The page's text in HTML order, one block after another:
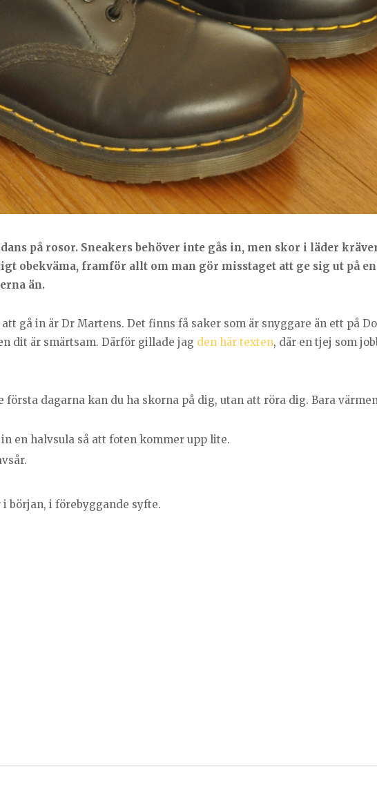
på rosor. Sneakers behöver inte gås in, men skor i läder
obekväma, framför allt om man gör misstaget att ge sig ut på
än.
gå in är Dr Martens. Det finns få saker som är snyggare än ett på
dit är smärtsam. Därför gillade jag den här texten, där en tjej som
dagarna kan du ha skorna på dig, utan att röra dig. Bara
en halvsula så att foten kommer upp lite.
början, i förebyggande syfte.